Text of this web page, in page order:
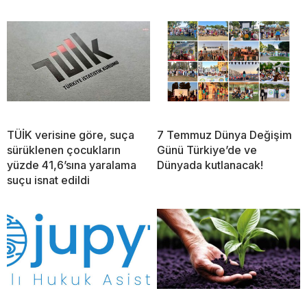
TÜİK verisine göre, suça
sürüklenen çocukların
yüzde 41,6’sına yaralama
suçu isnat edildi
7 Temmuz Dünya Değişim
Günü Türkiye’de ve
Dünyada kutlanacak!